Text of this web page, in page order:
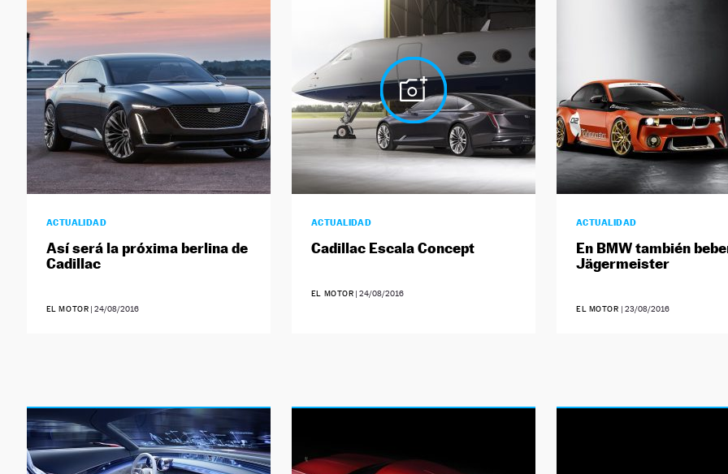
ACTUALIDAD
Así será la próxima berlina de
Cadillac
EL MOTOR |24/08/2016
ACTUALIDAD
Cadillac Escala Concept
EL MOTOR |24/08/2016
ACTUALIDAD
En BMW también
Jägermeister
EL MOTOR | 23/08/2016